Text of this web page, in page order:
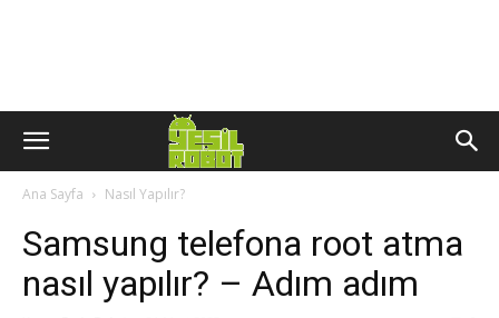
Ana Sayfa Nasıl Yapılır?
Samsung telefona root atma
nasıl yapılır? – Adım adım